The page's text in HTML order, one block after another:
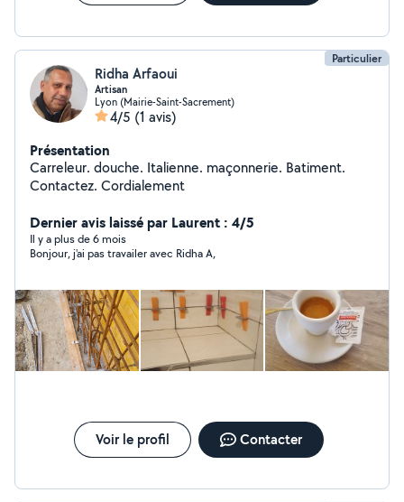
Particulier
Ridha Arfaoui
Artisan
Lyon (Mairie-Saint-Sacrement)
4/5 (1 avis)
Présentation
Carreleur. douche. Italienne. maçonnerie. Batiment.
Contactez. Cordialement
Dernier avis laissé par Laurent : 4/5
Il y a plus de 6 mois
Bonjour, j'ai pas travailer avec Ridha A,
Voir le profil Contacter